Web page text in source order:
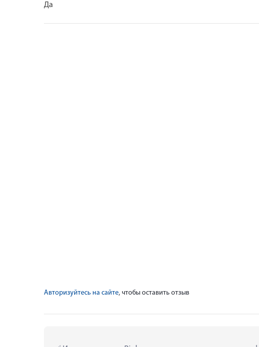
Да
Авторизуйтесь на сайте, чтобы оставить отзыв